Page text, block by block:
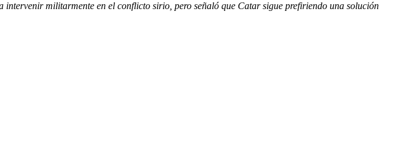
militarmente en el conflicto sirio, pero señaló que Catar sigue prefiriendo una solución